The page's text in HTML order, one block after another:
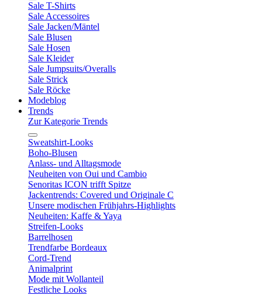
Sale T-Shirts
Sale Accessoires
Sale Jacken/Mäntel
Sale Blusen
Sale Hosen
Sale Kleider
Sale Jumpsuits/Overalls
Sale Strick
Sale Röcke
Modeblog
Trends
Zur Kategorie Trends
Sweatshirt-Looks
Boho-Blusen
Anlass- und Alltagsmode
Neuheiten von Oui und Cambio
Senoritas ICON trifft Spitze
Jackentrends: Covered und Originale C
Unsere modischen Frühjahrs-Highlights
Neuheiten: Kaffe & Yaya
Streifen-Looks
Barrelhosen
Trendfarbe Bordeaux
Cord-Trend
Animalprint
Mode mit Wollanteil
Festliche Looks